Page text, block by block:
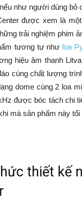
như người dùng bỏ
được xem là
trải nghiệm phim
tương tự như loa
hiệu âm thanh
cùng chất lượng
dome cùng 2 loa
được bóc tách chi
mà sản phẩm này
thiết kế